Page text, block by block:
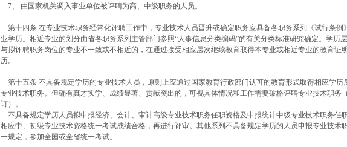
7、 由国家机关调入事业单位被评聘为高、中级职务的人员。
第十四条 在专业技术职务经常化评聘工作中，专业技术人员晋升或确定职务应具备各职务系列《试行条例
业学历。相近专业的划分由省各职务系列主管部门参照“人事信息分类编码”的有关分类标准研究确定。学历
与拟评聘职务岗位的专业不一致或不相近的，在通过接受相应层次继续教育取得本专业或相近专业的教育证
历。
第十五条 不具备规定学历的专业技术人员，原则上应通过国家教育行政部门认可的教育形式取得相应学历
专业技术职务。但确有真才实学、成绩显著、贡献突出的，可视具体情况和工作需要破格评聘专业技术职务
订）。
不具备规定学历人员拟申报经济、会计、审计高级专业技术职务任职资格及申报统计中级专业技术职务任
相应中、初级专业技术资格统一考试成绩合格，再进行评审。其他系列不具备规定学历的人员申报专业技术
一规定，参加全国或全省统一考试。